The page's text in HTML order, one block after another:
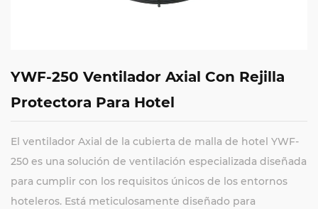
YWF-250 Ventilador Axial Con Rejilla
Protectora Para Hotel
El ventilador Axial de la cubierta de malla de hotel YWF-
250 es una solución de ventilación especializada diseñada
para cumplir con los requisitos únicos de los entornos
hoteleros. Está meticulosamente diseñado para